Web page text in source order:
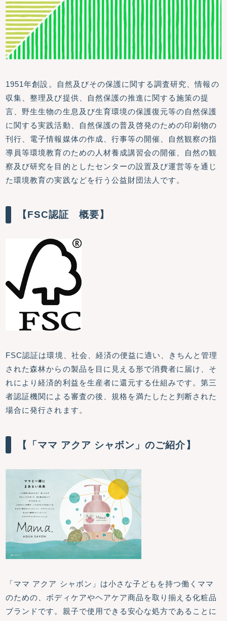
1951年創設。自然及びその保護に関する調査研究、情報の
収集、整理及び提供、自然保護の推進に関する施策の提
言、野生生物の生息及び生育環境の保護復元等の自然保護
に関する実践活動、自然保護の普及啓発のための印刷物の
刊行、電子情報媒体の作成、行事等の開催、自然観察の指
導員等環境教育のための人材養成講習会の開催、自然の観
察及び研究を目的としたセンターの設置及び運営等を通じ
た環境教育の実践などを行う公益財団法人です。
【FSC認証 概要】
FSC認証は環境、社会、経済の便益に適い、きちんと管理
された森林からの製品を目に見える形で消費者に届け、そ
れにより経済的利益を生産者に還元する仕組みです。第三
者認証機関による審査の後、規格を満たしたと判断された
場合に発行されます。
【「ママ アクア シャボン」のご紹介】
「ママ アクア シャボン」は小さな子どもを持つ働くママ
のための、ボディケアやヘアケア商品を取り揃える化粧品
ブランドです。親子で使用できる安心な処方であることに